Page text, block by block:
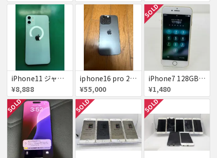
iPhone11 ジャンク
¥8,888
iphone16 pro 256gb ブラックチタニウム
¥55,000
SOLD
iPhone7 128GB 赤ロム SoftBank ジャンク ゴールド A1779 パスコード不明 送料無料
¥1,480
SOLD SOLD SOLD